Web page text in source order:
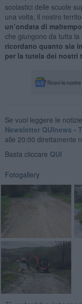
scolastici delle scuole
una volta, il nostro
un’ondata di
che giungono da tutta
ricordano quanto sia
per la tutela dei nostri
Se vuoi leggere le
Newsletter QUInews -
alle 20:00 direttamente
Basta cliccare QUI
Fotogallery